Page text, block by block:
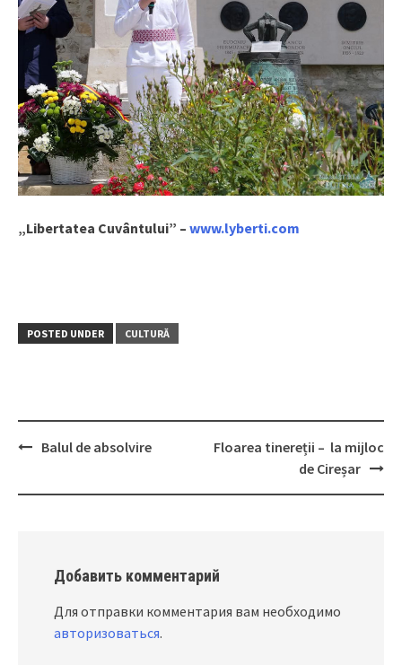
„Libertatea Cuvântului” – www.lyberti.com
POSTED UNDER CULTURĂ
navigation
Balul de absolvire
Floarea tinereții – la mijloc
de Cireșar
Добавить комментарий
Для отправки комментария вам необходимо
авторизоваться.